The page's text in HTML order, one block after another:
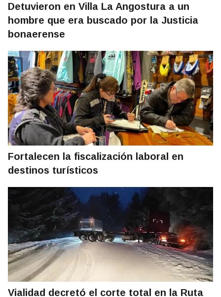
Detuvieron en Villa La Angostura a un
hombre que era buscado por la Justicia
bonaerense
Fortalecen la fiscalización laboral en
destinos turísticos
Vialidad decretó el corte total en la Ruta